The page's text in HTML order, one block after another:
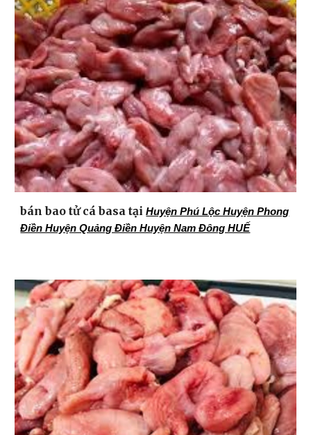
bán bao tử cá basa tạiHuyện Phú Lộc Huyện Phong
Điền Huyện Quảng Điền Huyện Nam Đông HUẾ